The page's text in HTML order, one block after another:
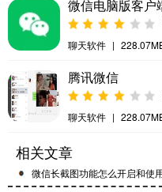
微信电脑版客户
聊天软件 |
腾讯微信
聊天软件 |
相关文章
微信长截图功能怎么开启和使